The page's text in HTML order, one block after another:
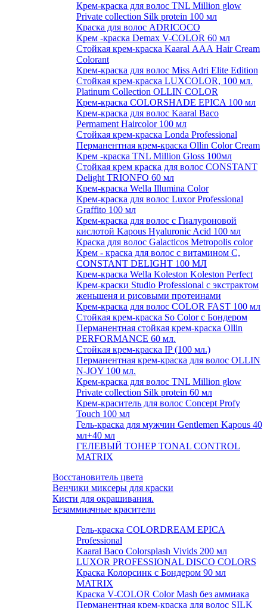
Крем-краска для волос TNL Million glow
Private collection Silk protein 100 мл
Краска для волос ADRICOCO
Крем -краска Demax V-COLOR 60 мл
Стойкая крем-краска Kaaral ААА Hair Cream
Colorant
Крем-краска для волос Miss Adri Elite Edition
Стойкая крем-краска LUXCOLOR, 100 мл.
Platinum Collection OLLIN COLOR
Крем-краска COLORSHADE EPICA 100 мл
Крем-краска для волос Kaaral Baco
Permament Haircolor 100 мл
Стойкая крем-краска Londa Professional
Перманентная крем-краска Ollin Color Cream
Крем -краска TNL Million Gloss 100мл
Стойкая крем краска для волос CONSTANT
Delight TRIONFO 60 мл
Крем-краска Wella Illumina Color
Крем-краска для волос Luxor Professional
Graffito 100 мл
Крем-краска для волос с Гиалуроновой
кислотой Kapous Hyaluronic Acid 100 мл
Краска для волос Galacticos Metropolis color
Крем - краска для волос с витамином С,
CONSTANT DELIGHT 100 МЛ
Крем-краска Wella Koleston Koleston Perfect
Крем-краски Studio Professional с экстрактом
женьшеня и рисовыми протеинами
Крем-краска для волос COLOR FAST 100 мл
Стойкая крем-краска So Color с Бондером
Перманентная стойкая крем-краска Ollin
PERFORMANCE 60 мл.
Стойкая крем-краска IP (100 мл.)
Перманентная крем-краска для волос OLLIN
N-JOY 100 мл.
Крем-краска для волос TNL Million glow
Private collection Silk protein 60 мл
Крем-краситель для волос Concept Profy
Touch 100 мл
Гель-краска для мужчин Gentlemen Kapous 40
мл+40 мл
ГЕЛЕВЫЙ ТОНЕР TONAL CONTROL
MATRIX
Восстановитель цвета
Венчики миксеры для краски
Кисти для окрашивания.
Безаммиачные красители
Гель-краска COLORDREAM EPICA
Professional
Kaaral Baco Colorsplash Vivids 200 мл
LUXOR PROFESSIONAL DISCO COLORS
Краска Колорсинк с Бондером 90 мл
MATRIX
Краска V-COLOR Color Mash без аммиака
Перманентная крем-краска для волос SILK